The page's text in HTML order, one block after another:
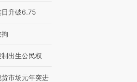
日升破6.75
出生公民权
货市场元年突进